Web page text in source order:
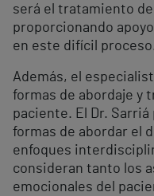
será el tratamiento
proporcionando
en este difícil
Además, el
formas de abordaje y
paciente. El Dr.
formas de abordar el
enfoques
consideran tanto los
emocionales del